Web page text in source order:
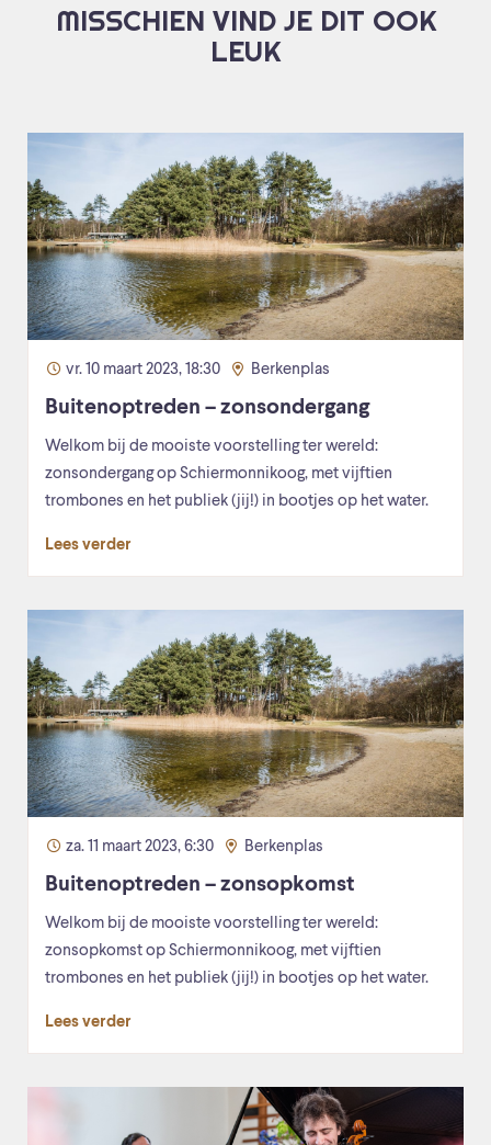
MISSCHIEN VIND JE DIT OOK
LEUK
vr. 10 maart 2023, 18:30 Berkenplas
Buitenoptreden – zonsondergang
Welkom bij de mooiste voorstelling ter wereld:
zonsondergang op Schiermonnikoog, met vijftien
trombones en het publiek (jij!) in bootjes op het water.
Lees verder
za. 11 maart 2023, 6:30 Berkenplas
Buitenoptreden – zonsopkomst
Welkom bij de mooiste voorstelling ter wereld:
zonsopkomst op Schiermonnikoog, met vijftien
trombones en het publiek (jij!) in bootjes op het water.
Lees verder